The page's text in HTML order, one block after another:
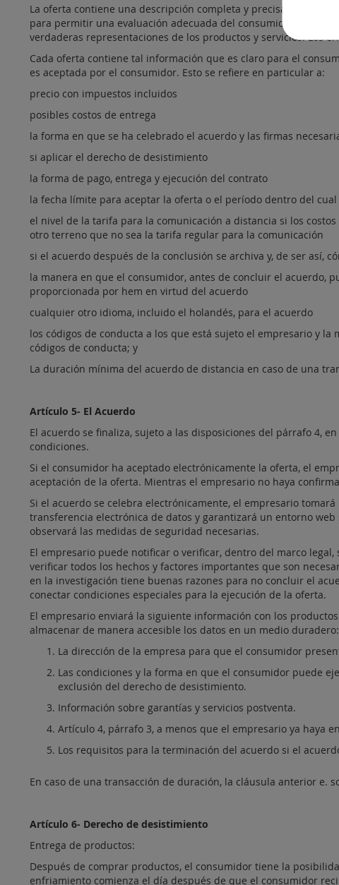
La oferta contiene una descripción completa y precisa de los
para permitir una evaluación adecuada del consumidor de los
verdaderas representaciones de los productos y servicios. Los
Cada oferta contiene tal información que es claro para el
es aceptada por el consumidor. Esto se refiere en particular a:
precio con impuestos incluidos
posibles costos de entrega
la forma en que se ha celebrado el acuerdo y las firmas
si aplicar el derecho de desistimiento
la forma de pago, entrega y ejecución del contrato
la fecha límite para aceptar la oferta o el período dentro del
el nivel de la tarifa para la comunicación a distancia si los
otro terreno que no sea la tarifa regular para la comunicación
si el acuerdo después de la conclusión se archiva y, de ser así,
la manera en que el consumidor, antes de concluir el acuerdo,
proporcionada por hem en virtud del acuerdo
cualquier otro idioma, incluido el holandés, para el acuerdo
los códigos de conducta a los que está sujeto el empresario y
códigos de conducta; y
La duración mínima del acuerdo de distancia en caso de una
Artículo 5- El Acuerdo
El acuerdo se finaliza, sujeto a las disposiciones del párrafo 4,
condiciones.
Si el consumidor ha aceptado electrónicamente la oferta, el
aceptación de la oferta. Mientras el empresario no haya
Si el acuerdo se celebra electrónicamente, el empresario
transferencia electrónica de datos y garantizará un entorno
observará las medidas de seguridad necesarias.
El empresario puede notificar o verificar, dentro del marco
verificar todos los hechos y factores importantes que son
en la investigación tiene buenas razones para no concluir el
conectar condiciones especiales para la ejecución de la oferta.
El empresario enviará la siguiente información con los
almacenar de manera accesible los datos en un medio duradero:
La dirección de la empresa para que el consumidor
Las condiciones y la forma en que el consumidor puede
exclusión del derecho de desistimiento.
Información sobre garantías y servicios postventa.
Artículo 4, párrafo 3, a menos que el empresario ya haya
Los requisitos para la terminación del acuerdo si el
En caso de una transacción de duración, la cláusula anterior e.
Artículo 6- Derecho de desistimiento
Entrega de productos:
Después de comprar productos, el consumidor tiene la
enfriamiento comienza el día después de que el consumidor